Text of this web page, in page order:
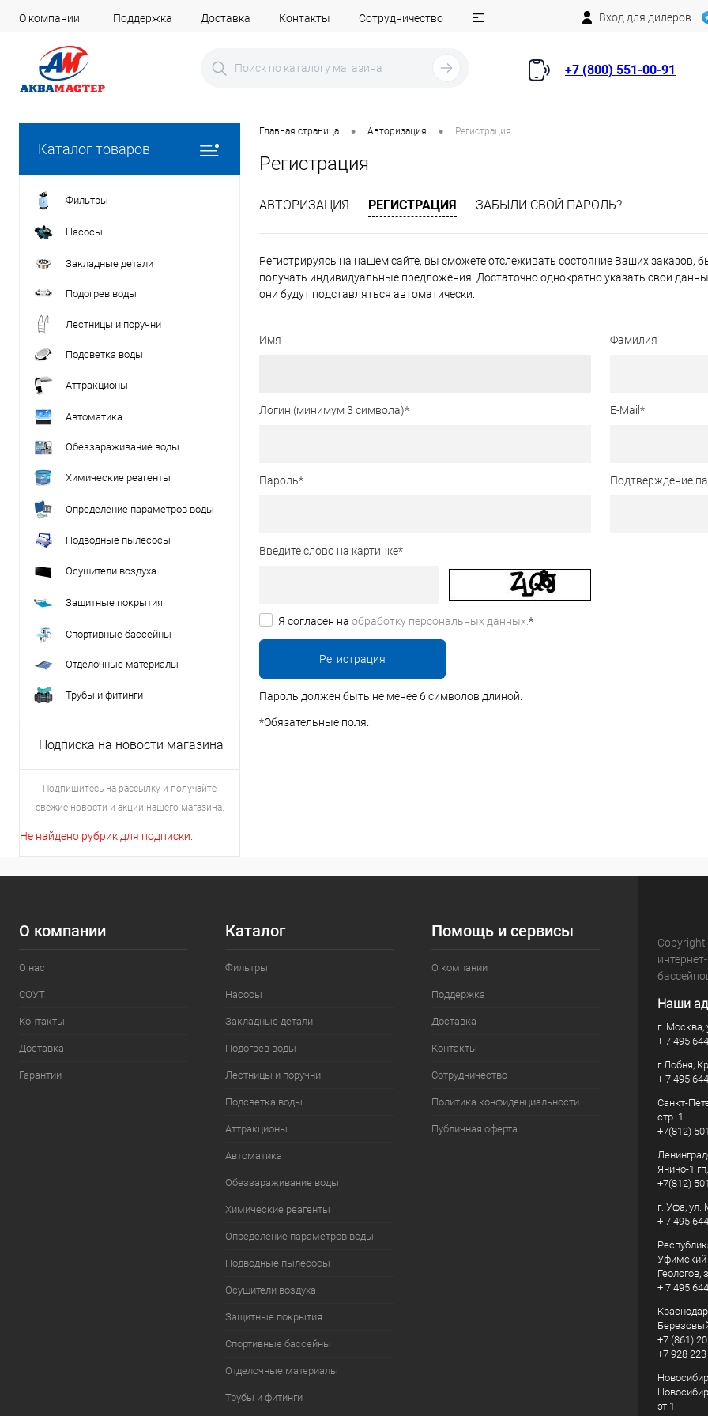
О компании Поддержка Доставка Контакты Сотрудничество Вход для дилеров
+7 (800) 551-00-91
Каталог товаров
Фильтры
Насосы
Закладные детали
Подогрев воды
Лестницы и поручни
Подсветка воды
Аттракционы
Автоматика
Обеззараживание воды
Химические реагенты
Определение параметров воды
Подводные пылесосы
Осушители воздуха
Защитные покрытия
Спортивные бассейны
Отделочные материалы
Трубы и фитинги
Подписка на новости магазина
Подпишитесь на рассылку и получайте
свежие новости и акции нашего магазина.
Не найдено рубрик для подписки.
Главная страница • Авторизация • Регистрация
Регистрация
АВТОРИЗАЦИЯ РЕГИСТРАЦИЯ ЗАБЫЛИ СВОЙ ПАРОЛЬ?
Регистрируясь на нашем сайте, вы сможете отслеживать состояние Ваших заказов,
получать индивидуальные предложения. Достаточно однократно указать свои
они будут подставляться автоматически.
Имя Фамилия
Логин (минимум 3 символа)* E-Mail *
Пароль* Подтверждение
Введите слово на картинке*
Я согласен на обработку персональных данных.*
Пароль должен быть не менее 6 символов длиной.
*Обязательные поля.
О компании
О нас
СОУТ
Контакты
Доставка
Гарантии
Каталог
Фильтры
Насосы
Закладные детали
Подогрев воды
Лестницы и поручни
Подсветка воды
Аттракционы
Автоматика
Обеззараживание воды
Химические реагенты
Определение параметров воды
Подводные пылесосы
Осушители воздуха
Защитные покрытия
Спортивные бассейны
Отделочные материалы
Трубы и фитинги
Помощь и сервисы
О компании
Поддержка
Доставка
Контакты
Сотрудничество
Политика конфиденциальности
Публичная оферта
Наши
г. Москва,
+ 7 495
г.Лобня,
+ 7 495
Санкт-
стр. 1
+7(812)
Янино-1
+7(812)
г. Уфа, ул.
+ 7 495
Уфимский
Геологов,
+ 7 495
+7 (861)
+7 928
эт.1.